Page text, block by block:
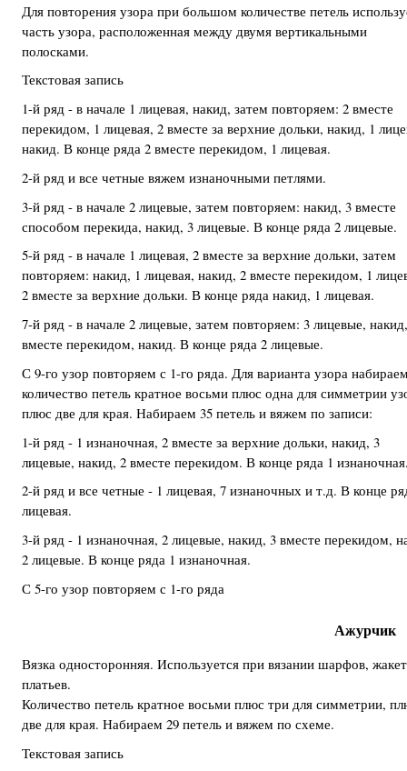
Для повторения узора при большом количестве петель
часть узора, расположенная между двумя вертикальными
полосками.
Текстовая запись
1-й ряд - в начале 1 лицевая, накид, затем повторяем: 2 вместе
перекидом, 1 лицевая, 2 вместе за верхние дольки, накид, 1
накид. В конце ряда 2 вместе перекидом, 1 лицевая.
2-й ряд и все четные вяжем изнаночными петлями.
3-й ряд - в начале 2 лицевые, затем повторяем: накид, 3 вместе
способом перекида, накид, 3 лицевые. В конце ряда 2 лицевые.
5-й ряд - в начале 1 лицевая, 2 вместе за верхние дольки, затем
повторяем: накид, 1 лицевая, накид, 2 вместе перекидом, 1
2 вместе за верхние дольки. В конце ряда накид, 1 лицевая.
7-й ряд - в начале 2 лицевые, затем повторяем: 3 лицевые,
вместе перекидом, накид. В конце ряда 2 лицевые.
С 9-го узор повторяем с 1-го ряда. Для варианта узора
количество петель кратное восьми плюс одна для симметрии
плюс две для края. Набираем 35 петель и вяжем по записи:
1-й ряд - 1 изнаночная, 2 вместе за верхние дольки, накид, 3
лицевые, накид, 2 вместе перекидом. В конце ряда 1
2-й ряд и все четные - 1 лицевая, 7 изнаночных и т.д. В конце
лицевая.
3-й ряд - 1 изнаночная, 2 лицевые, накид, 3 вместе перекидом,
2 лицевые. В конце ряда 1 изнаночная.
С 5-го узор повторяем с 1-го ряда
Ажурчик
Вязка односторонняя. Используется при вязании шарфов,
платьев.
Количество петель кратное восьми плюс три для симметрии,
две для края. Набираем 29 петель и вяжем по схеме.
Текстовая запись